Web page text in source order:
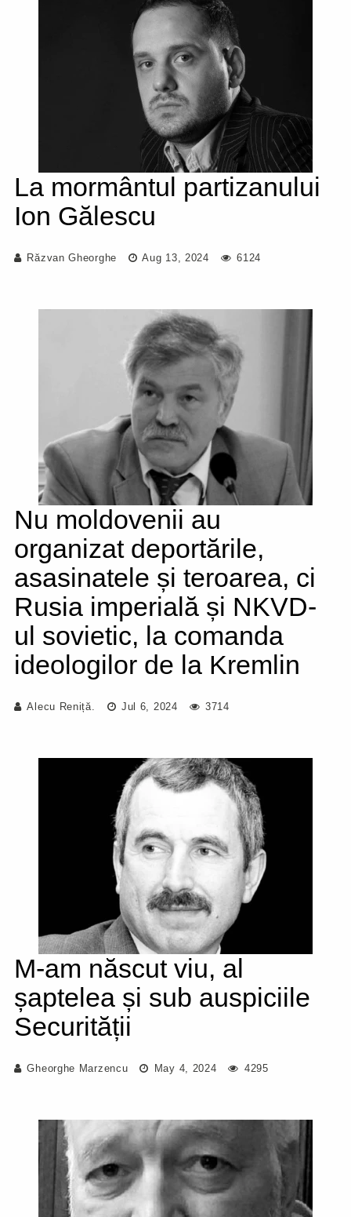
La mormântul partizanului
Ion Gălescu
Răzvan Gheorghe Aug 13, 2024 6124
Nu moldovenii au
organizat deportările,
asasinatele și teroarea, ci
Rusia imperială și NKVD-
ul sovietic, la comanda
ideologilor de la Kremlin
Alecu Reniță. Jul 6, 2024 3714
M-am născut viu, al
șaptelea și sub auspiciile
Securității
Gheorghe Marzencu May 4, 2024 4295